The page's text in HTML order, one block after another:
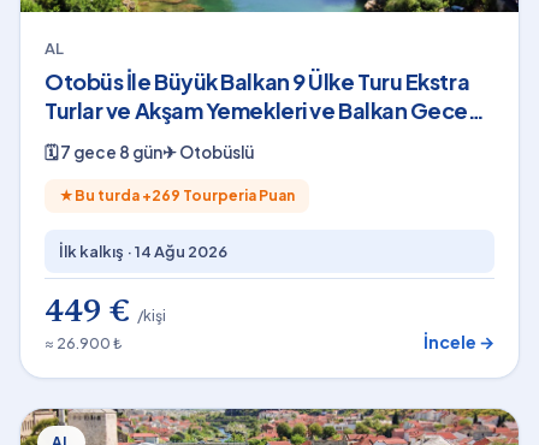
AL
Otobüs İle Büyük Balkan 9 Ülke Turu Ekstra
Turlar ve Akşam Yemekleri ve Balkan Gecesi
Dahil 2026
🗓7 gece 8 gün✈Otobüslü
★ Bu turda +269 Tourperia Puan
İlk kalkış ·14 Ağu 2026
449 € /kişi
≈ 26.900 ₺
İncele →